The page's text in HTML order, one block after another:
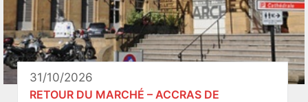
31/10/2026
RETOUR DU MARCHÉ – ACCRAS DE